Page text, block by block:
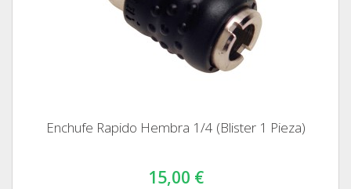
Enchufe Rapido Hembra 1/4 (Blister 1 Pieza)
15,00 €